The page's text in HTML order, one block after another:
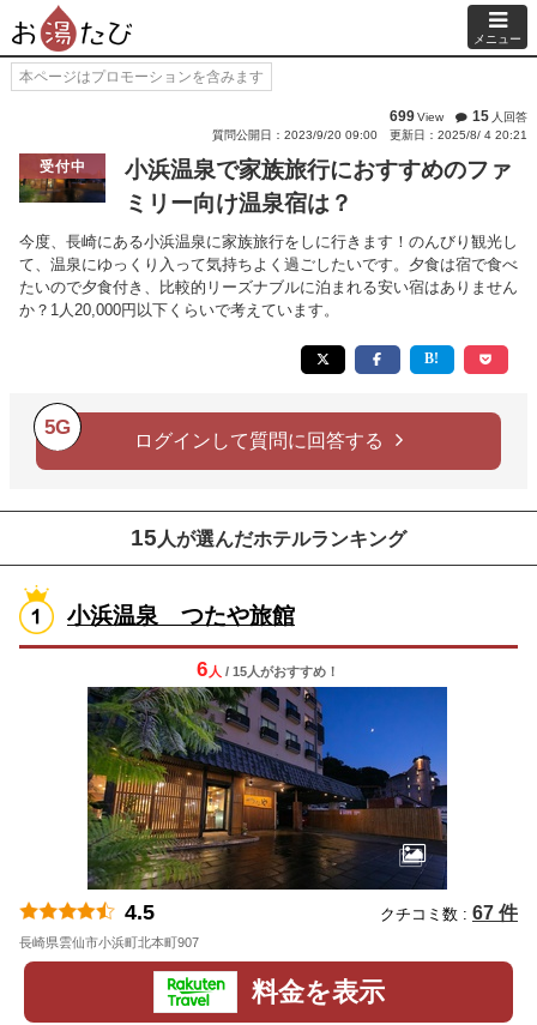
メニュー
本ページはプロモーションを含みます
699View 15 人回答
質問公開日：2023/9/20 09:00
更新日：2025/8/ 4 20:21
受付中
小浜温泉で家族旅行におすすめのファ
ミリー向け温泉宿は？
今度、長崎にある小浜温泉に家族旅行をしに行きます！のんびり観光し
て、温泉にゆっくり入って気持ちよく過ごしたいです。夕食は宿で食べ
たいので夕食付き、比較的リーズナブルに泊まれる安い宿はありません
か？1人20,000円以下くらいで考えています。
5G
ログインして質問に回答する
15 人が選んだホテルランキング
小浜温泉 つたや旅館
6 人 / 15人がおすすめ！
4.5 クチコミ数 : 67 件
長崎県雲仙市小浜町北本町907
料金を表示